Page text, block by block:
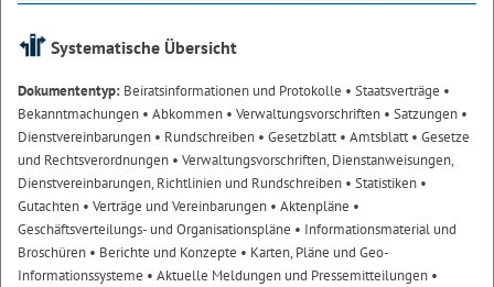
Systematische Übersicht
Dokumententyp: Beiratsinformationen und Protokolle • Staatsverträge •
Bekanntmachungen • Abkommen • Verwaltungsvorschriften • Satzungen •
Dienstvereinbarungen • Rundschreiben • Gesetzblatt• Amtsblatt• Gesetze
und Rechtsverordnungen • Verwaltungsvorschriften, Dienstanweisungen,
Dienstvereinbarungen, Richtlinien und Rundschreiben • Statistiken •
Gutachten • Verträge und Vereinbarungen • Aktenpläne •
Geschäftsverteilungs- und Organisationspläne • Informationsmaterial und
Broschüren • Berichte und Konzepte • Karten, Pläne und Geo-
Informationssysteme • Aktuelle Meldungen und Pressemitteilungen •